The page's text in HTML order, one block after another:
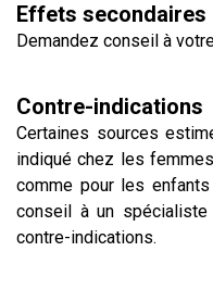
Effets secondaires
Demandez conseil à
Contre-indications
Certaines sources
indiqué chez les
comme pour les
conseil à un spécialiste
contre-indications.